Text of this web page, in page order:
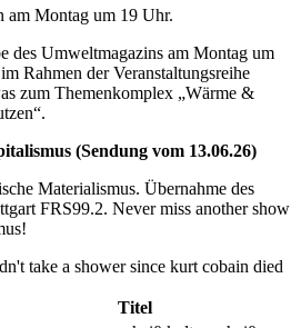
am Montag um 19 Uhr.
des Umweltmagazins am Montag um
Rahmen der Veranstaltungsreihe
zum Themenkomplex „Wärme &
(Sendung vom 13.06.26)
Materialismus. Übernahme des
FRS99.2. Never miss another show
take a shower since kurt cobain died
Titel